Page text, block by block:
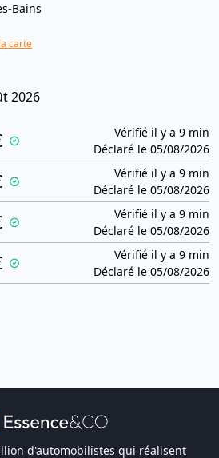
Bains
carte
2026
Vérifié il y a 9 min
Déclaré le 05/08/2026
Vérifié il y a 9 min
Déclaré le 05/08/2026
Vérifié il y a 9 min
Déclaré le 05/08/2026
Vérifié il y a 9 min
Déclaré le 05/08/2026
d'automobilistes qui réalisent